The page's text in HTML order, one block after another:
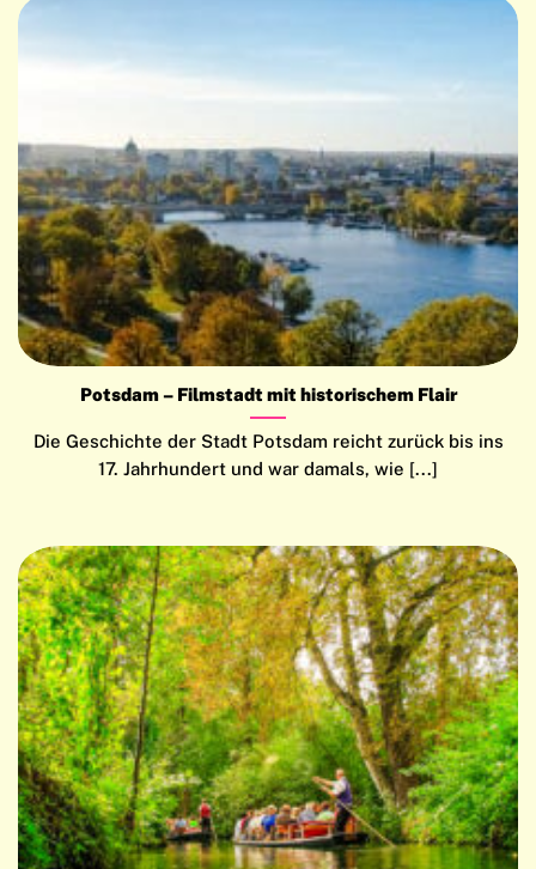
Potsdam – Filmstadt mit historischem Flair
Die Geschichte der Stadt Potsdam reicht zurück bis ins
17. Jahrhundert und war damals, wie [...]